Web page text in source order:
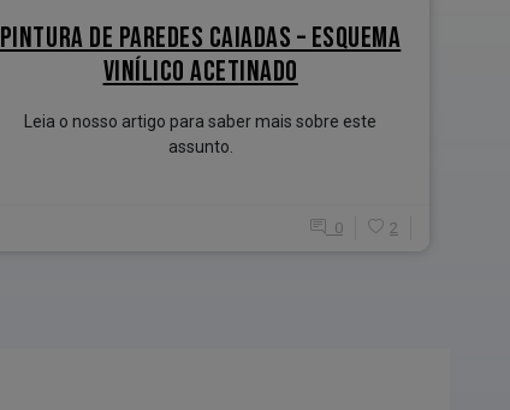
PINTURA DE PAREDES CAIADAS – ESQUEMA
VINÍLICO ACETINADO
Leia o nosso artigo para saber mais sobre este
assunto.
0 2